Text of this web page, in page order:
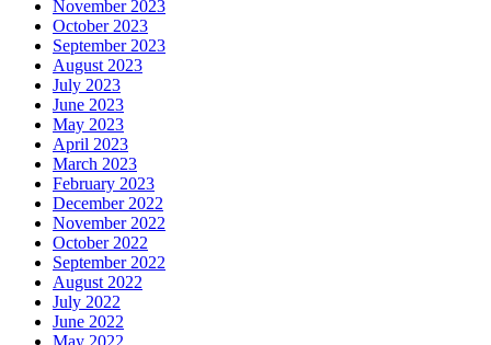
November 2023
October 2023
September 2023
August 2023
July 2023
June 2023
May 2023
April 2023
March 2023
February 2023
December 2022
November 2022
October 2022
September 2022
August 2022
July 2022
June 2022